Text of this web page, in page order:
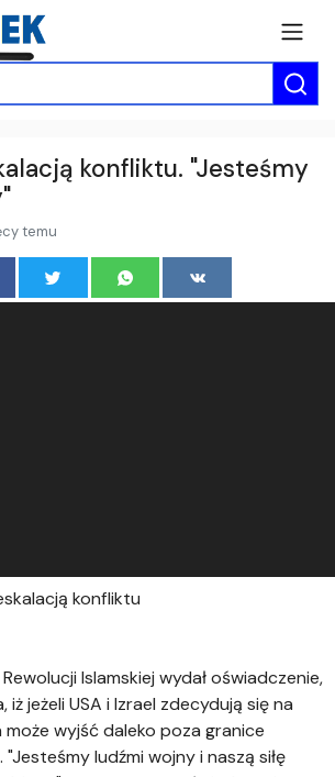
konfliktu. "Jesteśmy
temu
konfliktu
Islamskiej wydał oświadczenie,
jeżeli USA i Izrael zdecydują się na
wyjść daleko poza granice
ludźmi wojny i naszą siłę